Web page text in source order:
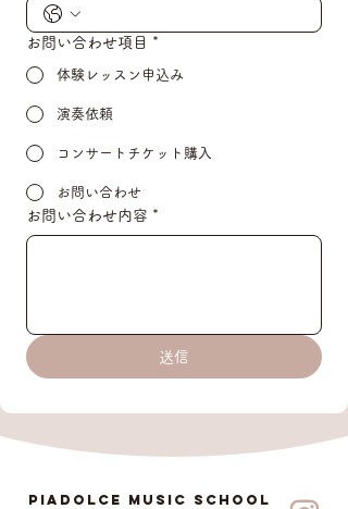
お問い合わせ項目 *
体験レッスン申込み
演奏依頼
コンサートチケット購入
お問い合わせ
お問い合わせ内容 *
送信
PiaDolce Music School